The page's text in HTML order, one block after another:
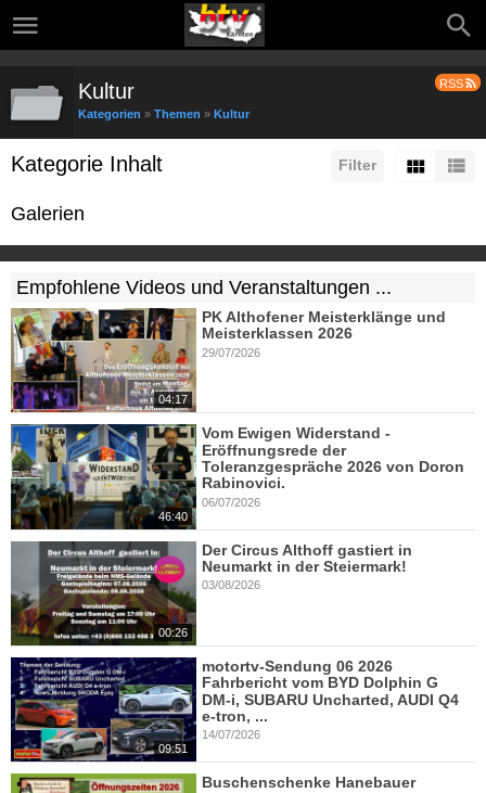
RSS
Kultur
Kategorien » Themen » Kultur
Filter
Kategorie Inhalt
Galerien
Empfohlene Videos und Veranstaltungen ...
04:17
PK Althofener Meisterklänge und
Meisterklassen 2026
29/07/2026
46:40
Vom Ewigen Widerstand -
Eröffnungsrede der
Toleranzgespräche 2026 von Doron
Rabinovici.
06/07/2026
00:26
Der Circus Althoff gastiert in
Neumarkt in der Steiermark!
03/08/2026
09:51
motortv-Sendung 06 2026
Fahrbericht vom BYD Dolphin G
DM-i, SUBARU Uncharted, AUDI Q4
e-tron, ...
14/07/2026
Buschenschenke Hanebauer